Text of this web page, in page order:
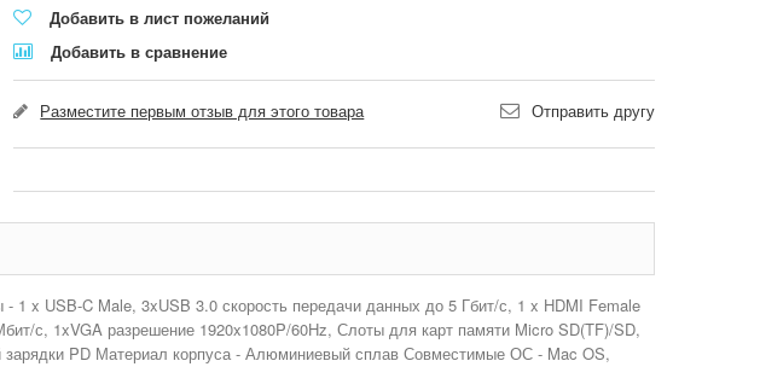
Добавить в лист пожеланий
Добавить в сравнение
Разместите первым отзыв для этого товара Отправить другу
1 x USB-C Male, 3xUSB 3.0 скорость передачи данных до 5 Гбит/с, 1 x HDMI Female
с, 1xVGA разрешение 1920x1080P/60Hz, Слоты для карт памяти Micro SD(TF)/SD,
зарядки PD Материал корпуса - Алюминиевый сплав Совместимые ОС - Mac OS,